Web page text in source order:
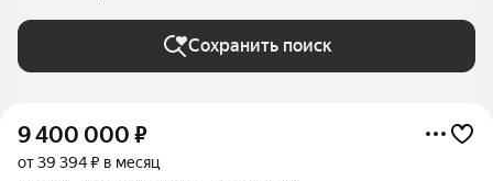
Сохранить поиск
9 400 000 ₽
от 39 394 ₽ в месяц